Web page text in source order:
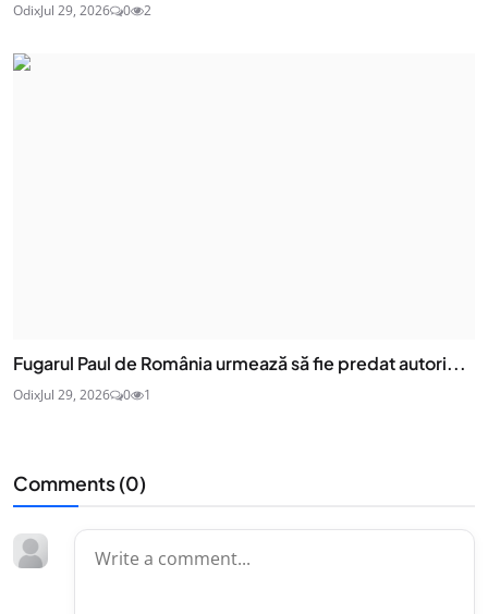
OdixJul 29, 2026 0 2
Fugarul Paul de România urmează să fie predat autori...
OdixJul 29, 2026 0 1
Comments (0)